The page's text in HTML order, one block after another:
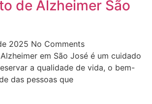
de Alzheimer São
2025 No Comments
em São José é um cuidado
a qualidade de vida, o bem-
das pessoas que